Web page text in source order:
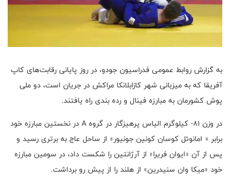
به گزارش روابط عمومی فدراسیون جودو، در روز پایانی رقابت‌های کاپ
آفریقا که به میزبانی شهر کازابلانکا مراکش در جریان است، دو ملی
پوش کشورمان به مبارزه فینال و رده بندی راه یافتند.
در وزن ۸۱- کیلوگرم الیاس پرهیزگار در گروه A در نخستین مبارزه خود
برابر « امانوئل کوسان کونین جونیور» از ساحل عاج به برتری رسید و
پس از آن «ایوان فریرا» از آرژانتین را شکست داد، در سومین مبارزه
خود «میکا وان سنیدرین» از هلند را از پیش رو برداشت.